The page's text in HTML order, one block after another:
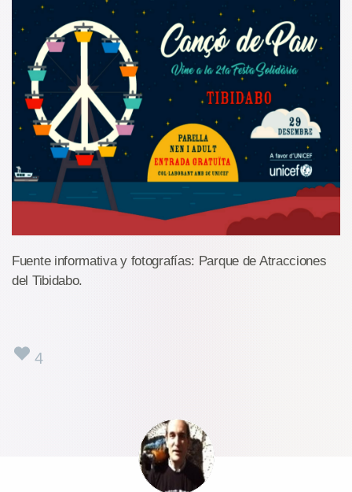
Fuente informativa y fotografías: Parque de Atracciones
del Tibidabo.
4